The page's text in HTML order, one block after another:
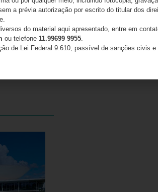
PRÓXIMO
a prévia autorização por escrito do titular dos
do material aqui apresentado, entre em
ou telefone 11.99699 9955
de Lei Federal 9.610, passível de sanções civis e